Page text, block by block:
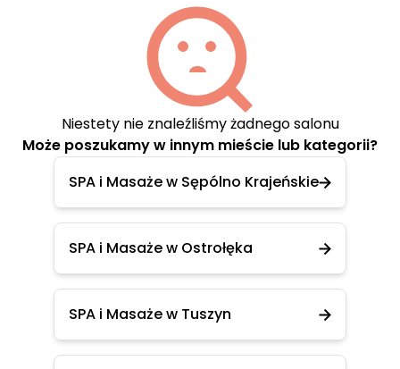
Niestety nie znaleźliśmy żadnego salonu
Może poszukamy w innym mieście lub kategorii?
SPA i Masaże w Sępólno Krajeńskie
SPA i Masaże w Ostrołęka
SPA i Masaże w Tuszyn